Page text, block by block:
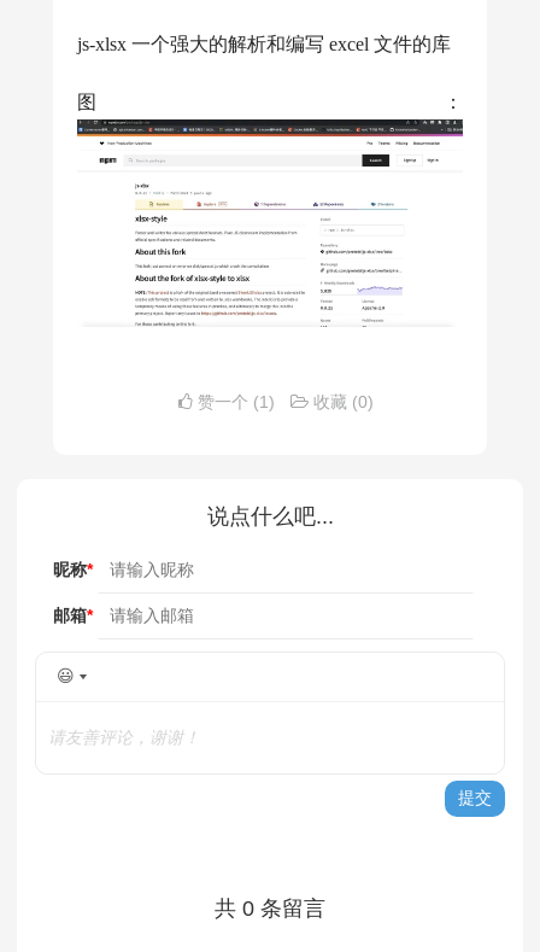
js-xlsx 一个强大的解析和编写 excel 文件的库
图：
赞一个 (1) 收藏 (0)
说点什么吧...
昵称*
邮箱*
😃
请友善评论，谢谢！
提交
共 0 条留言